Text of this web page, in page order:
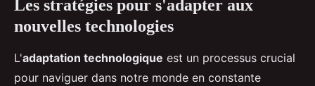
Les stratégies pour s'adapter aux
nouvelles technologies
L'adaptation technologique est un processus crucial
pour naviguer dans notre monde en constante